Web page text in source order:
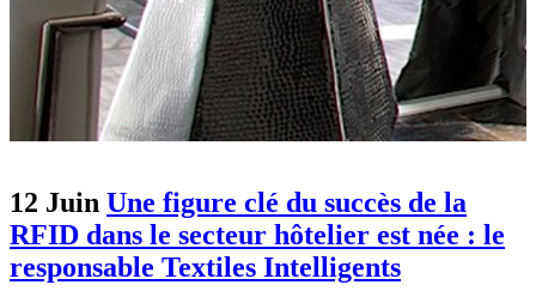
12 Juin Une figure clé du succès de la
RFID dans le secteur hôtelier est née : le
responsable Textiles Intelligents